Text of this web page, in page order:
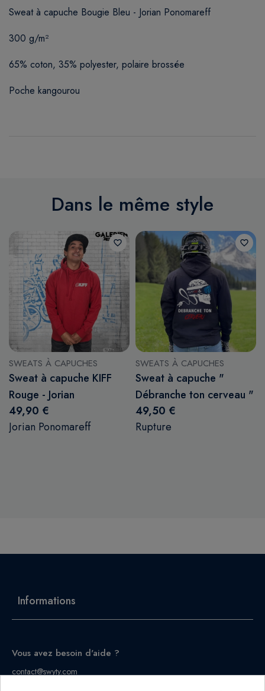
Sweat à capuche Bougie Bleu - Jorian Ponomareff
300 g/m²
65% coton, 35% polyester, polaire brossée
Poche kangourou
Dans le même style
favorite_border
SWEATS À CAPUCHES
Sweat à capuche KIFF
Rouge - Jorian
Ponomareff
49,90 €
Jorian Ponomareff
favorite_border
SWEATS À CAPUCHES
Sweat à capuche "
Débranche ton cerveau "
Rupture
49,50 €
Rupture
Informations
Vous avez besoin d'aide ?
contact@swyty.com